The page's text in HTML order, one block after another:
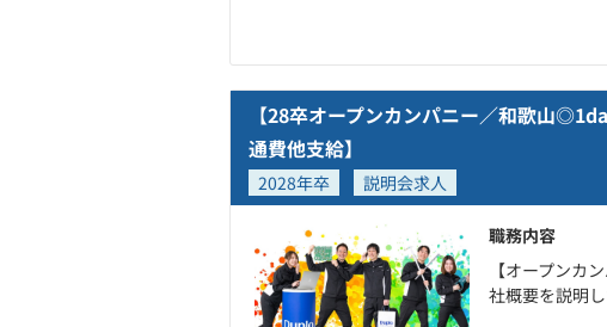
【28卒オープンカンパニー／和歌山
通費他支給】
2028年卒 説明会求人
職務内容
【オープンカ
社概要を説明